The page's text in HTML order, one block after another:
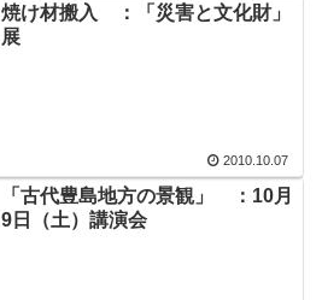
焼け材搬入 ：「災害と文化財」
展
2010.10.07
「古代豊島地方の景観」 ：10月
9日（土）講演会